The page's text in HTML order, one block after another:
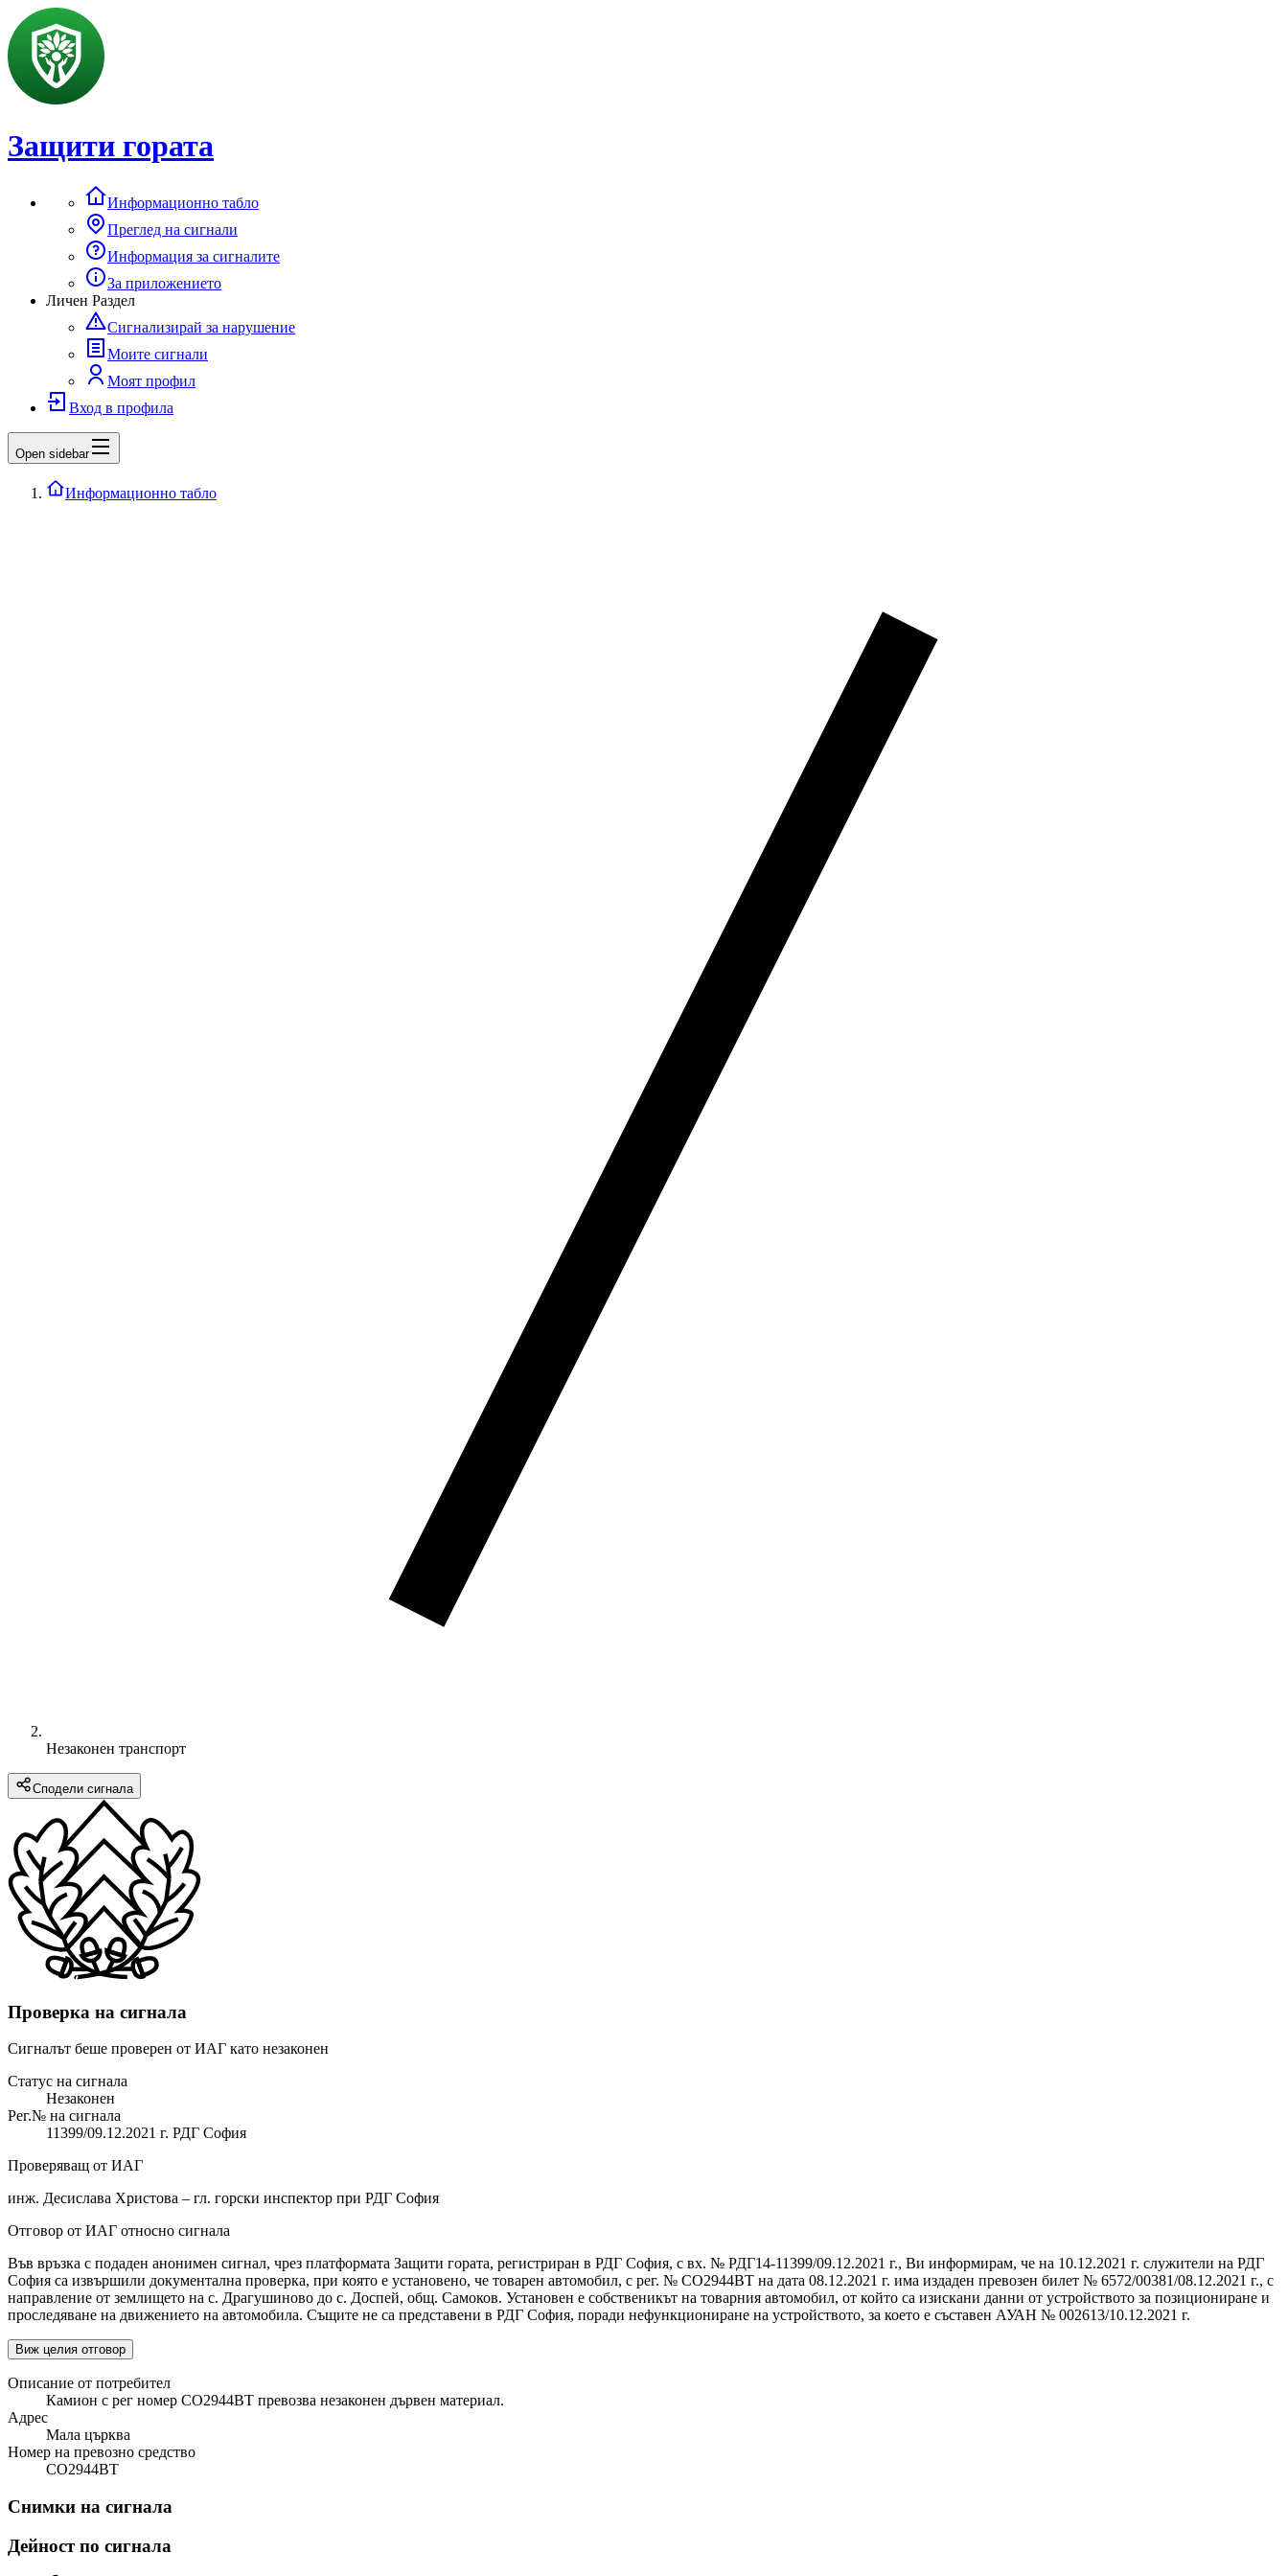
Защити гората
Информационно табло
Преглед на сигнали
Информация за сигналите
За приложението
Личен Раздел
Сигнализирай за нарушение
Моите сигнали
Моят профил
Вход в профила
Open sidebar
Информационно табло
Незаконен транспорт
Сподели сигнала
Проверка на сигнала
Сигналът беше проверен от ИАГ като незаконен
Статус на сигнала
Незаконен
Рег.№ на сигнала
11399/09.12.2021 г. РДГ София
Проверяващ от ИАГ
инж. Десислава Христова – гл. горски инспектор при РДГ София
Отговор от ИАГ относно сигнала
Във връзка с подаден анонимен сигнал, чрез платформата Защити гората, регистриран в РДГ София, с вх. № РДГ14-11399/09.12.2021 г., Ви информирам, че на 10.12.2021 г. служители на РДГ
София са извършили документална проверка, при която е установено, че товарен автомобил, с рег. № СО2944ВТ на дата 08.12.2021 г. има издаден превозен билет № 6572/00381/08.12.2021 г., с
направление от землището на с. Драгушиново до с. Доспей, общ. Самоков. Установен е собственикът на товарния автомобил, от който са изискани данни от устройството за позициониране и
проследяване на движението на автомобила. Същите не са представени в РДГ София, поради нефункциониране на устройството, за което е съставен АУАН № 002613/10.12.2021 г.
Виж целия отговор
Описание от потребител
Камион с рег номер СО2944ВТ превозва незаконен дървен материал.
Адрес
Мала църква
Номер на превозно средство
СО2944ВТ
Снимки на сигнала
Дейност по сигнала